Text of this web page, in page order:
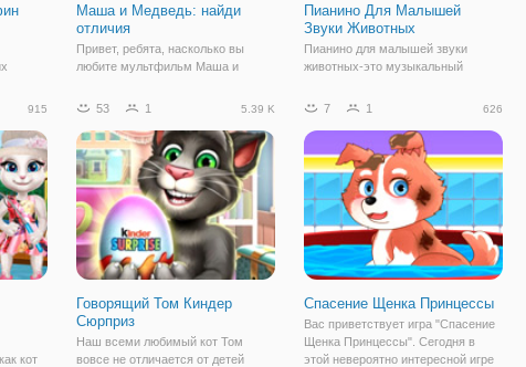
и
Маша и Медведь: найди
отличия
Привет, ребята, насколько вы
любите мультфильм Маша и
представляем игру Маша и
найдете 12 различных
изображений, чтобы повеселиться
с Машей и Медведем. Два
одинаковых
Пианино Для Малышей
Звуки Животных
Пианино для малышей звуки
животных-это музыкальный
звучат инструменты. Вы можете
инструмент, чтобы услышать звук
животного играют на разных
инструментах. Эта
915
кот
53 1 5.39 K
Говорящий Том Киндер
Сюрприз
Наш всеми любимый кот Том
вовсе не отличается от детей
7 1 626
Спасение Щенка Принцессы
Вас приветствует игра "Спасение
Щенка Принцессы". Сегодня в
этой невероятно интересной игре